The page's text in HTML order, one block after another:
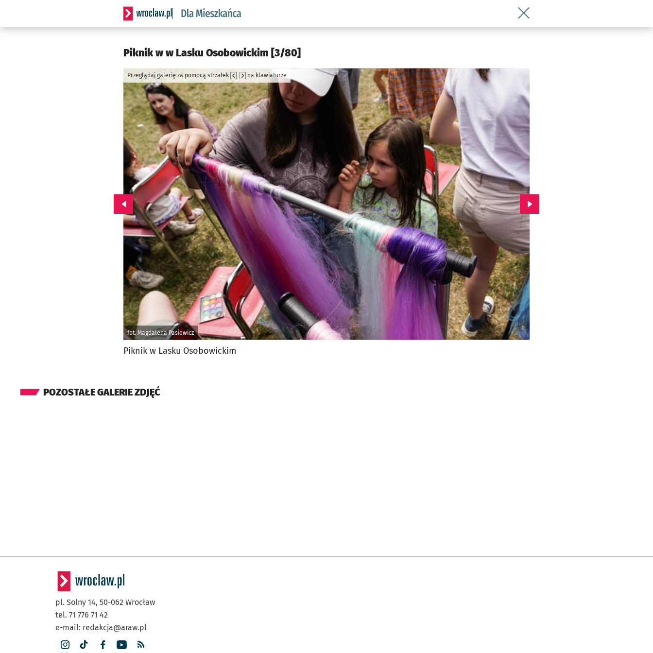
Serwis informacyjny wroclaw.pl podserwis: Dla mieszkańca
Wróć do artykułu Piknik w w Lasku
Piknik w w Lasku Osobowickim [3/80]
fot. Magdalena Pasiewicz
Przeglądaj galerię za pomocą strzałek na klawiaturze
Przejdź do poprzedniego zdjęcia. Przejdź do kolejnego zdjęcia.
Piknik w Lasku Osobowickim
POZOSTAŁE GALERIE ZDJĘĆ
pl. Solny 14, 50-062 Wrocław
tel. 71 776 71 42
e-mail: redakcja@araw.pl